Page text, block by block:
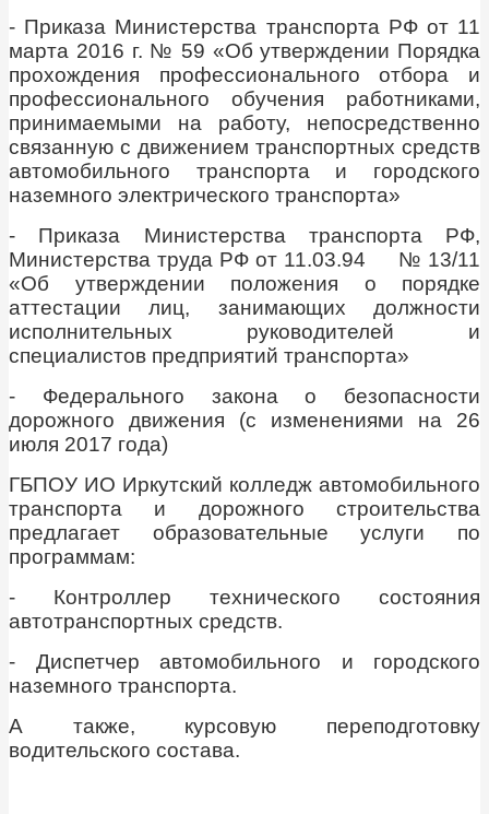
- Приказа Министерства транспорта РФ от 11
марта 2016 г. № 59 «Об утверждении Порядка
прохождения профессионального отбора и
профессионального обучения работниками,
принимаемыми на работу, непосредственно
связанную с движением транспортных средств
автомобильного транспорта и городского
наземного электрического транспорта»
- Приказа Министерства транспорта РФ,
Министерства труда РФ от 11.03.94 № 13/11
«Об утверждении положения о порядке
аттестации лиц, занимающих должности
исполнительных руководителей и
специалистов предприятий транспорта»
- Федерального закона о безопасности
дорожного движения (с изменениями на 26
июля 2017 года)
ГБПОУ ИО Иркутский колледж автомобильного
транспорта и дорожного строительства
предлагает образовательные услуги по
программам:
- Контроллер технического состояния
автотранспортных средств.
- Диспетчер автомобильного и городского
наземного транспорта.
А также, курсовую переподготовку
водительского состава.